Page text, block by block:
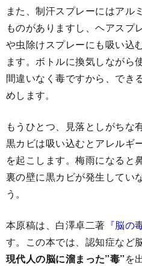
また、制汗スプレーにはアル
ものがありますし、ヘアスプ
や虫除けスプレーにも吸い込
ます。ボトルに換気しながら
間違いなく毒ですから、でき
めします。
もうひとつ、見落としがちな
黒カビは吸い込むとアレルギ
を起こします。梅雨になると
裏の壁に黒カビが発生してい
う。
本原稿は、白澤卓二著 『脳の
す。この本では、認知症など
現代人の脳に溜まった”毒”を